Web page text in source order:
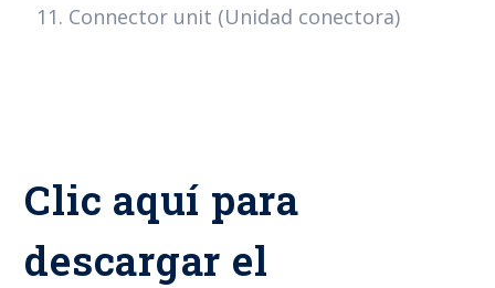
Connector unit (Unidad conectora)
Clic aquí para
descargar el